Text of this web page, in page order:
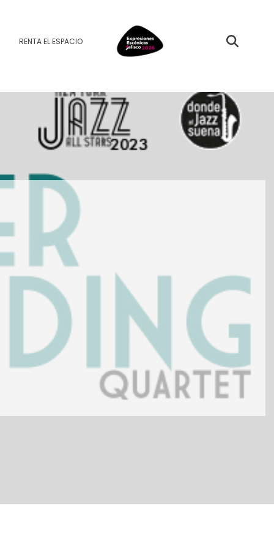
RENTA EL ESPACIO